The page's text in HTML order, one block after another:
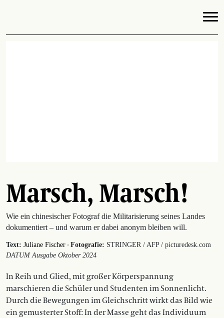
Marsch, Marsch!
Wie ein chinesischer Fotograf die Militarisierung seines Landes
dokumentiert – und warum er dabei anonym bleiben will.
Text: Juliane Fischer · Fotografie: STRINGER / AFP / picturedesk.com
DATUM Ausgabe Oktober 2024
In Reih und Glied, mit großer Körperspannung
marschieren die Schüler und Studenten im Sonnenlicht.
Durch die ­Bewegungen im Gleichschritt wirkt das Bild wie
ein gemusterter Stoff: In der Masse geht das Individuum